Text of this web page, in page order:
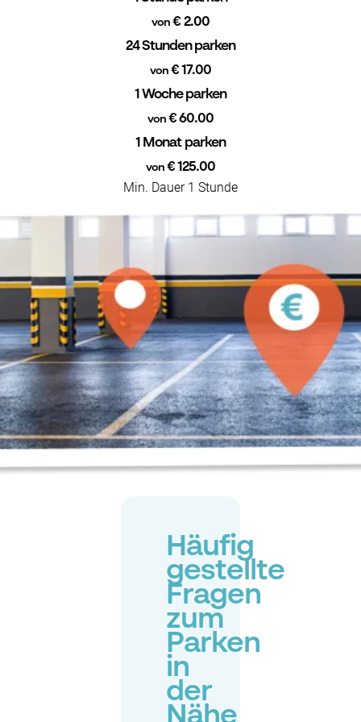
von € 2.00
24 Stunden parken
von€ 17.00
1 Woche parken
von€ 60.00
1 Monat parken
von€ 125.00
Min. Dauer 1 Stunde
Häufig
gestellte
Fragen
zum
Parken
in
der